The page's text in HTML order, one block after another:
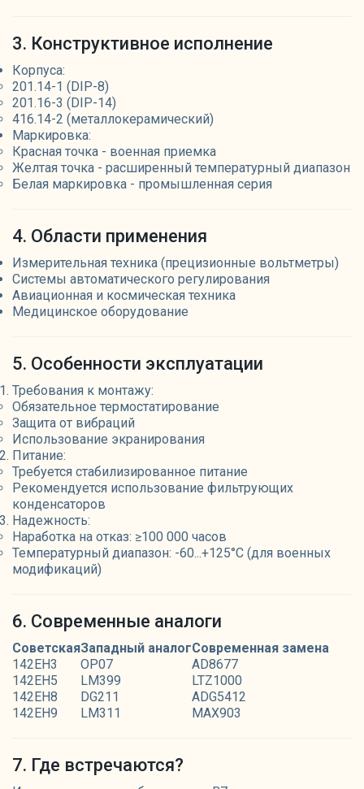
3. Конструктивное исполнение
Корпуса:
201.14-1 (DIP-8)
201.16-3 (DIP-14)
416.14-2 (металлокерамический)
Маркировка:
Красная точка - военная приемка
Желтая точка - расширенный температурный диапазон
Белая маркировка - промышленная серия
4. Области применения
Измерительная техника (прецизионные вольтметры)
Системы автоматического регулирования
Авиационная и космическая техника
Медицинское оборудование
5. Особенности эксплуатации
Требования к монтажу:
Обязательное термостатирование
Защита от вибраций
Использование экранирования
Питание:
Требуется стабилизированное питание
Рекомендуется использование фильтрующих
конденсаторов
Надежность:
Наработка на отказ: ≥100 000 часов
Температурный диапазон: -60...+125°C (для военных
модификаций)
6. Современные аналоги
СоветскаяЗападный аналогСовременная замена
142ЕН3
OP07
AD8677
142ЕН5
LM399
LTZ1000
142ЕН8
DG211
ADG5412
142ЕН9
LM311 MAX903
7. Где встречаются?